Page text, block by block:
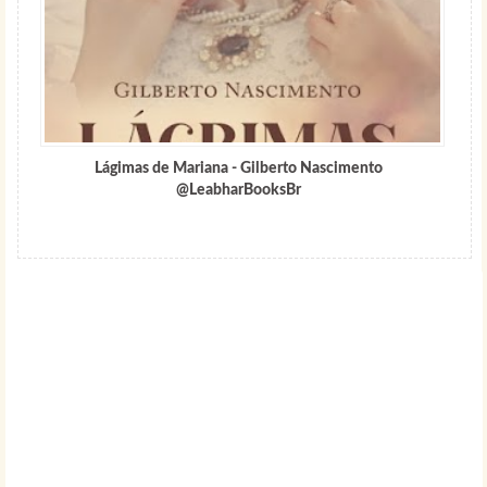
Lágimas de Mariana - Gilberto Nascimento
@LeabharBooksBr